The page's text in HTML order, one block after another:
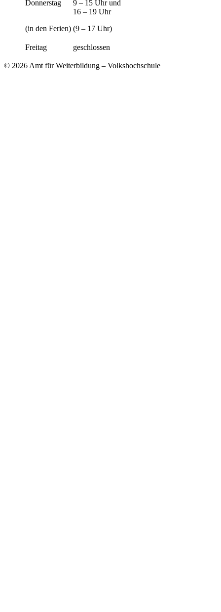
Donnerstag
(in den Ferien)
9 – 15 Uhr und
16 – 19 Uhr
(9 – 17 Uhr)
Freitag geschlossen
© 2026 Amt für Weiterbildung – Volkshochschule